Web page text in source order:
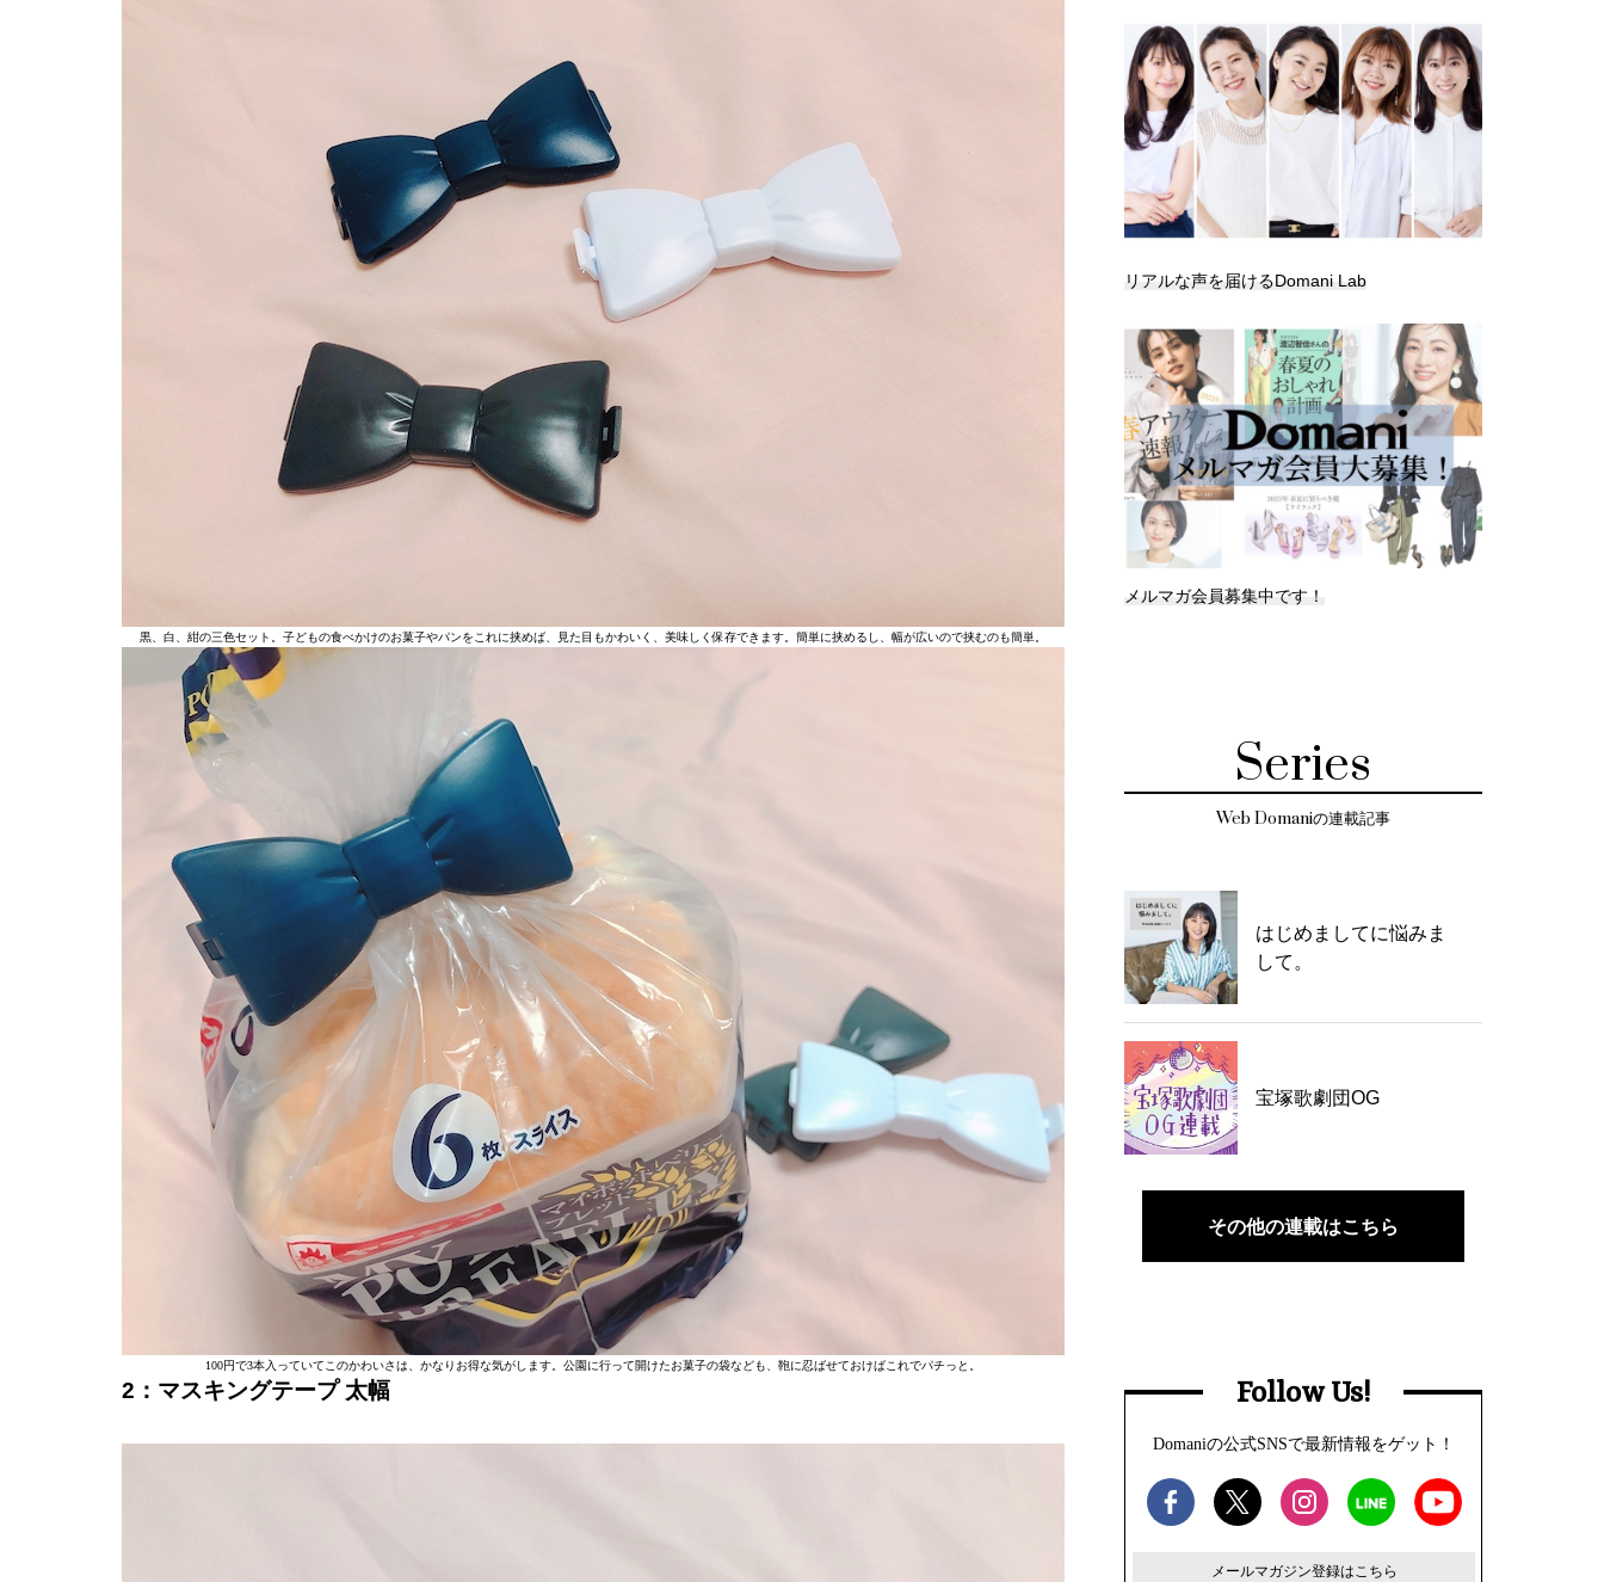
黒、白、紺の三色セット。子どもの食べかけのお菓子やパンをこれに挟めば、見た目もかわいく、美味しく保存できます。簡単に挟めるし、幅が広いので挟むのも簡単。
100円で3本入っていてこのかわいさは、かなりお得な気がします。公園に行って開けたお菓子の袋なども、鞄に忍ばせておけばこれでパチっと。
2：マスキングテープ 太幅
リアルな声を届けるDomani Lab
メルマガ会員募集中です！
Series
Web Domaniの連載記事
はじめましてに悩みま
して。
宝塚歌劇団OG
その他の連載はこちら
Follow Us!
Domaniの公式SNSで最新情報をゲット！
メールマガジン登録はこちら